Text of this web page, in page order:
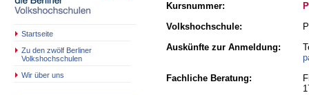
Startseite
Zu den zwölf Berliner
Volkshochschulen
Wir über uns
Kursnummer:
Volkshochschule:
Auskünfte zur Anmeldung:
Fachliche Beratung: